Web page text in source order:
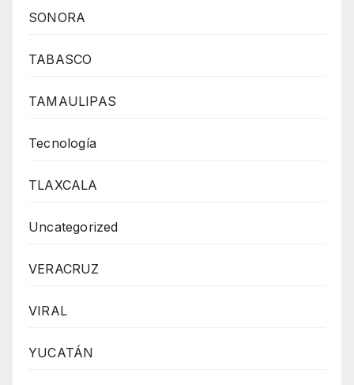
SONORA
TABASCO
TAMAULIPAS
Tecnología
TLAXCALA
Uncategorized
VERACRUZ
VIRAL
YUCATÁN